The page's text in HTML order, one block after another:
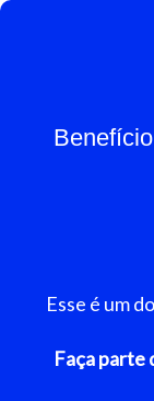
Esse é um
Faça parte